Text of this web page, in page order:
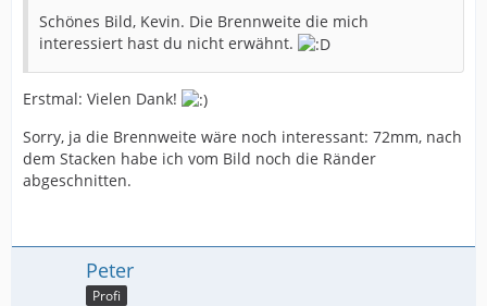
Schönes Bild, Kevin. Die Brennweite die mich
interessiert hast du nicht erwähnt.
Erstmal: Vielen Dank!
Sorry, ja die Brennweite wäre noch interessant: 72mm, nach
dem Stacken habe ich vom Bild noch die Ränder
abgeschnitten.
Peter
Profi